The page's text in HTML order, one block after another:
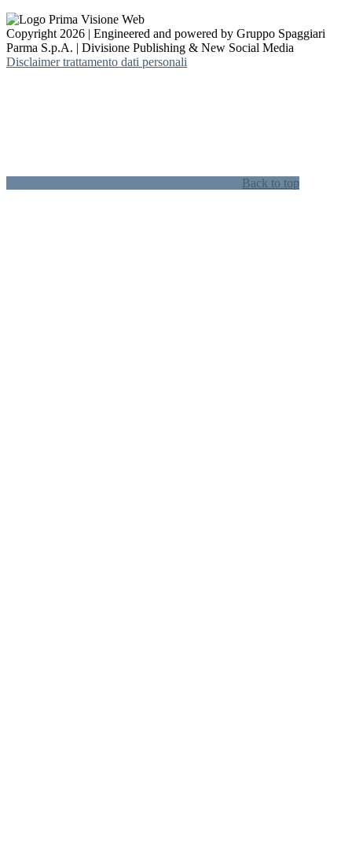
Copyright 2026 | Engineered and powered by Gruppo Spaggiari
Parma S.p.A. | Divisione Publishing & New Social Media
Disclaimer trattamento dati personali
Back to top